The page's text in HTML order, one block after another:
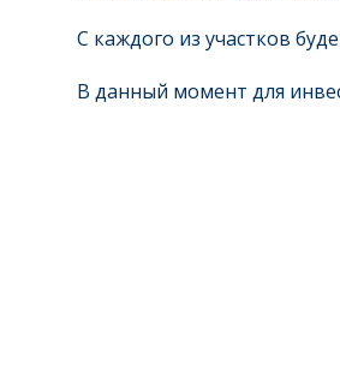
С каждого из участков
В данный момент для